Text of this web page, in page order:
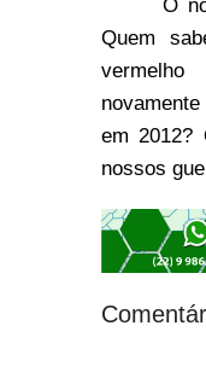
O
Quem
em 2012?
nossos